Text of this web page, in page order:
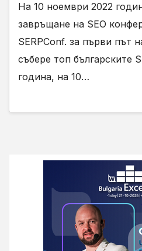
На 10 ноември 2022
завръщане на SEO
SERPConf. за първи път
събере топ българските
година, на 10…